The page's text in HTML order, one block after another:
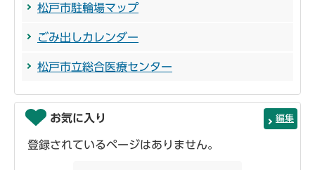
松戸市駐輪場マップ
ごみ出しカレンダー
松戸市立総合医療センター
お気に入り 編集
登録されているページはありません。